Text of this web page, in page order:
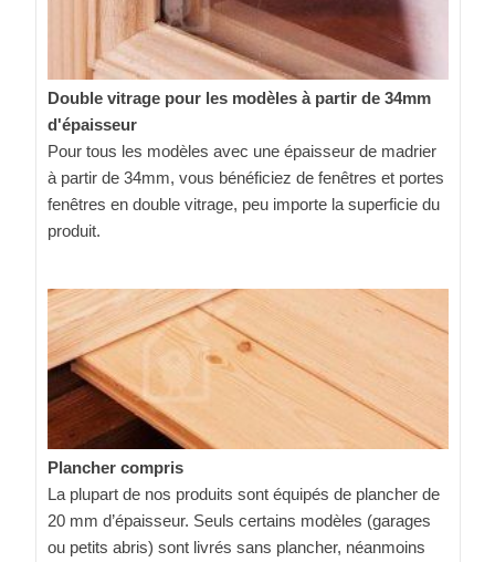
Double vitrage pour les modèles à partir de 34mm
d'épaisseur
Pour tous les modèles avec une épaisseur de madrier
à partir de 34mm, vous bénéficiez de fenêtres et portes
fenêtres en double vitrage, peu importe la superficie du
produit.
Plancher compris
La plupart de nos produits sont équipés de plancher de
20 mm d’épaisseur. Seuls certains modèles (garages
ou petits abris) sont livrés sans plancher, néanmoins